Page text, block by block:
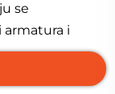
se
armatura i
ispod